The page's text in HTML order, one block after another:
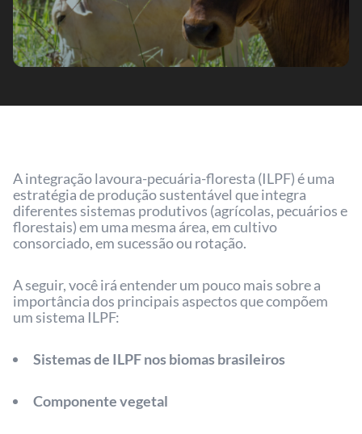
A integração lavoura-pecuária-floresta (ILPF) é uma
estratégia de produção sustentável que integra
diferentes sistemas produtivos (agrícolas, pecuários e
florestais) em uma mesma área, em cultivo
consorciado, em sucessão ou rotação.
A seguir, você irá entender um pouco mais sobre a
importância dos principais aspectos que compõem
um sistema ILPF:
Sistemas de ILPF nos biomas brasileiros
Componente vegetal